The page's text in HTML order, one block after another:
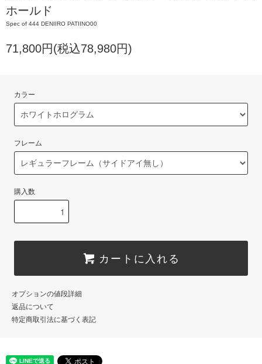
ホールド
Spec of 444 DENIIRO PATIINO00
71,800円(税込78,980円)
カラー
フレーム
購入数
カートに入れる
オプションの値段詳細
返品について
特定商取引法に基づく表記